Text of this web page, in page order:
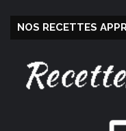
NOS RECETTES